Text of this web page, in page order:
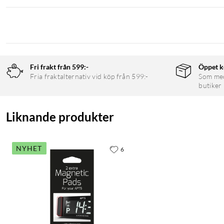
Fri frakt från 599:-
Fria fraktalternativ vid köp från 599:-
Öppet
Som
butiker
Liknande produkter
NYHET 6